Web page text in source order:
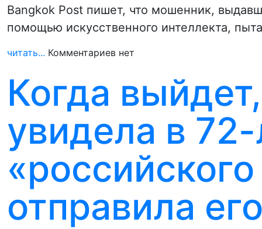
Bangkok Post пишет, что мошенник,
помощью искусственного интеллекта,
читать... Комментариев нет
Когда
увидела в
отправила